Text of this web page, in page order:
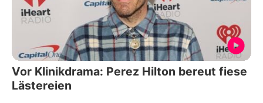
Vor Klinikdrama: Perez Hilton bereut fiese
Lästereien